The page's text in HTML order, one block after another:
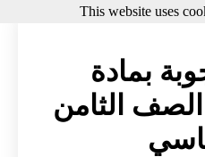
بمادة
الصف الثامن
This website uses